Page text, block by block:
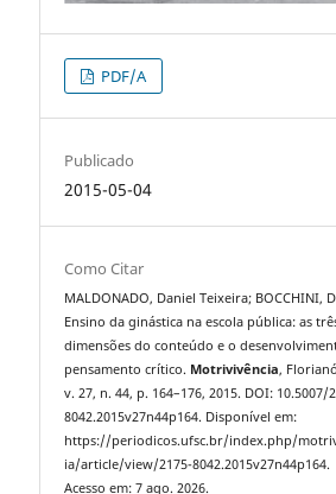
PDF/A
Publicado
2015-05-04
Como Citar
MALDONADO, Daniel Teixeira; BOCCHINI,
Ensino da ginástica na escola pública: as
dimensões do conteúdo e o
pensamento crítico. Motrivivência,
v. 27, n. 44, p. 164–176, 2015. DOI: 10.5007/
8042.2015v27n44p164. Disponível em:
https://periodicos.ufsc.br/index.php/
ia/article/view/2175-8042.2015v27n44p164.
Acesso em: 7 ago. 2026.